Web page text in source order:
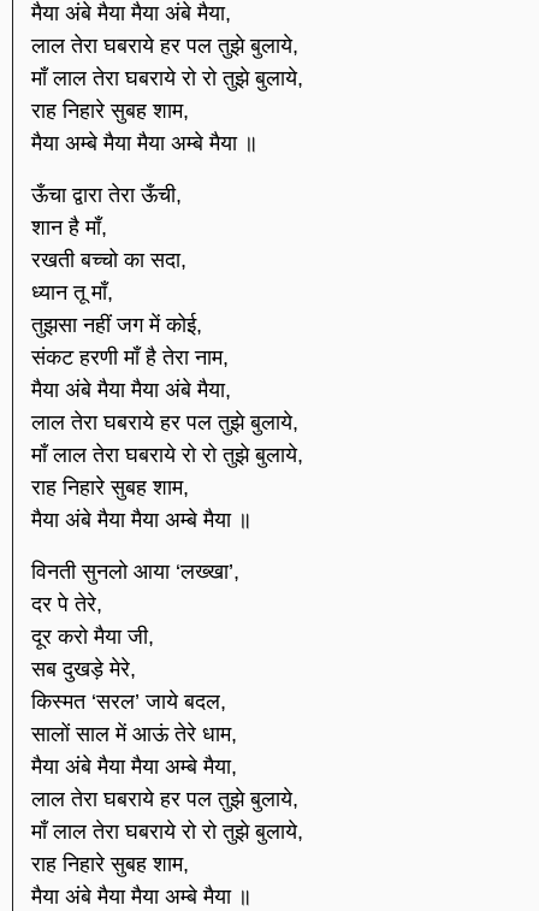
मैया अंबे मैया मैया अंबे मैया,
लाल तेरा घबराये हर पल तुझे बुलाये,
माँ लाल तेरा घबराये रो रो तुझे बुलाये,
राह निहारे सुबह शाम,
मैया अम्बे मैया मैया अम्बे मैया ॥
ऊँचा द्वारा तेरा ऊँची,
शान है माँ,
रखती बच्चो का सदा,
ध्यान तू माँ,
तुझसा नहीं जग में कोई,
संकट हरणी माँ है तेरा नाम,
मैया अंबे मैया मैया अंबे मैया,
लाल तेरा घबराये हर पल तुझे बुलाये,
माँ लाल तेरा घबराये रो रो तुझे बुलाये,
राह निहारे सुबह शाम,
मैया अंबे मैया मैया अम्बे मैया ॥
विनती सुनलो आया ‘लख्खा’,
दर पे तेरे,
दूर करो मैया जी,
सब दुखड़े मेरे,
किस्मत ‘सरल’ जाये बदल,
सालों साल में आऊं तेरे धाम,
मैया अंबे मैया मैया अम्बे मैया,
लाल तेरा घबराये हर पल तुझे बुलाये,
माँ लाल तेरा घबराये रो रो तुझे बुलाये,
राह निहारे सुबह शाम,
मैया अंबे मैया मैया अम्बे मैया ॥